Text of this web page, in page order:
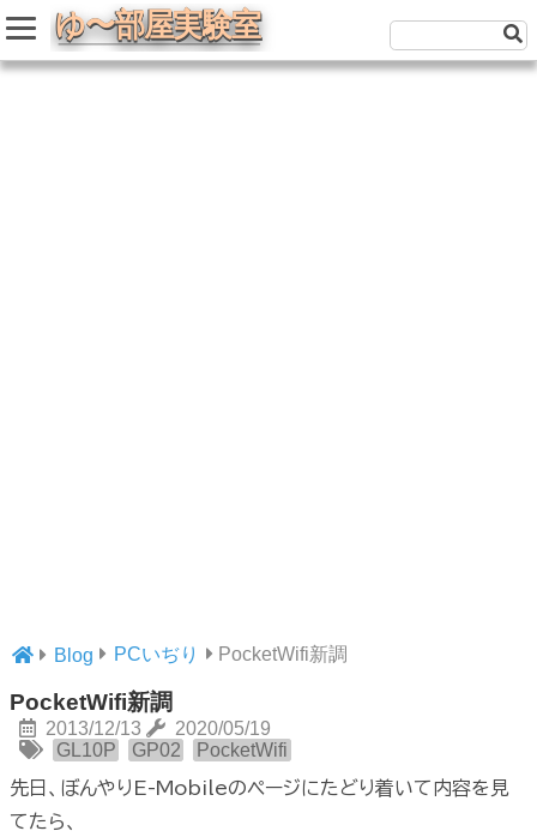
Blog PCいぢり PocketWifi新調
PocketWifi新調
2013/12/13
2020/05/19
GL10P
GP02 PocketWifi
先日、ぼんやりE-Mobileのページにたどり着いて内容を見
てたら、